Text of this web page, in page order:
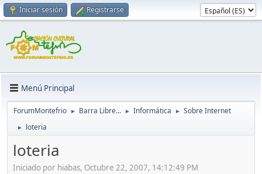
Iniciar sesión Registrarse
Menú Principal
ForumMontefrio ► Barra Libre... ► Informática ► Sobre Internet
► loteria
loteria
Iniciado por hiabas, Octubre 22, 2007, 14:12:49 PM